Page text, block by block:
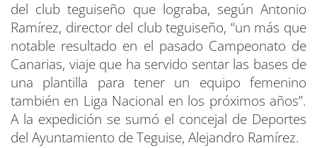
del club teguiseño que lograba, según Antonio
Ramírez, director del club teguiseño, “un más que
notable resultado en el pasado Campeonato de
Canarias, viaje que ha servido sentar las bases de
una plantilla para tener un equipo femenino
también en Liga Nacional en los próximos años”.
A la expedición se sumó el concejal de Deportes
del Ayuntamiento de Teguise, Alejandro Ramírez.